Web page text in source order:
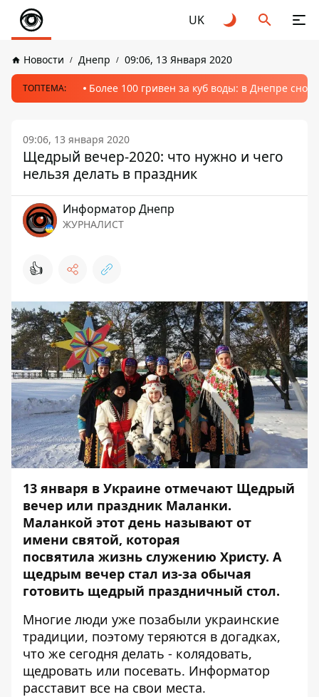
UK
Новости Днепр 09:06, 13 Января 2020
ТОПТЕМА: Более 100 гривен за куб воды: в Днепре
09:06, 13 января 2020
Щедрый вечер-2020: что нужно и чего
нельзя делать в праздник
Информатор Днепр
ЖУРНАЛИСТ
👍
13 января в Украине отмечают Щедрый
вечер или праздник Маланки.
Маланкой этот день называют от
имени святой, которая
посвятила жизнь служению Христу. А
щедрым вечер стал из-за обычая
готовить щедрый праздничный стол.
Многие люди уже позабыли украинские
традиции, поэтому теряются в догадках,
что же сегодня делать - колядовать,
щедровать или посевать. Информатор
расставит все на свои места.